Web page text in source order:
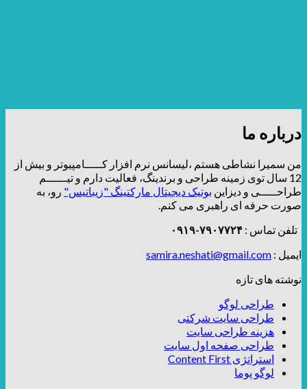
درباره ما
من سمیرا نشاطی هستم ،لیسانس نرم افزار کـــــامپیوتر و بیش از
12 سال توی زمینه طراحی و برندینگ، فعالیت دارم و تیــــــم
طراحـــــی و دیزاین بوتیک دیجیتال مارکتینگ "زیباتیس" رو، به
صورت حرفه ای راهبری می کنم.
تلفن تماس : ۷۹۰۷۷۲۴-۰۹۱۹
ایمیل : samira.neshati@gmail.com
نوشته های تازه
طراحی لوگو
طراحی سایت شرکتی
هزینه طراحی سایت
طراحی صفحه اول سایت
استراتژی Content First
لوگو پوما